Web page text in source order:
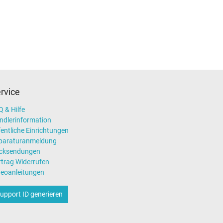
& Hilfe
Einrichtungen
Widerrufen
ID generieren